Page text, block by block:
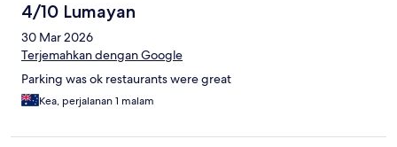
4/10 Lumayan
30 Mar 2026
Terjemahkan dengan Google
Parking was ok restaurants were great
Kea, perjalanan 1 malam